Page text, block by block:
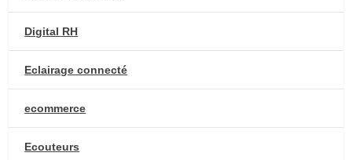
Digital RH
Eclairage connecté
ecommerce
Ecouteurs